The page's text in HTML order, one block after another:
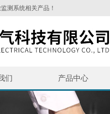
测系统相关产品！
们 产品中心